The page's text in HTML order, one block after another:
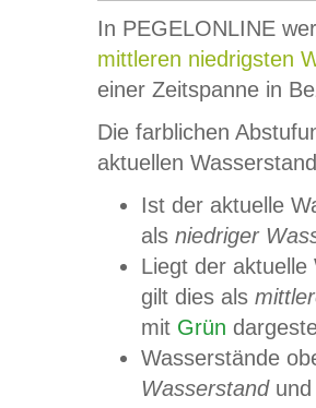
In PEGELONLINE
mittleren niedrigsten
einer Zeitspanne in
Die farblichen
aktuellen
Ist der aktuelle
als niedriger
Liegt der
gilt dies als
mit Grün
Wasserstände
Wasserstandund